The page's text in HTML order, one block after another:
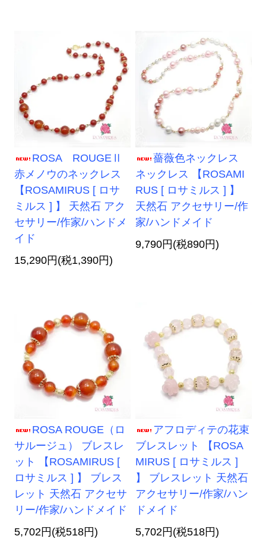
ROSA ROUGEⅡ
赤メノウのネックレス
【ROSAMIRUS [ ロサ
ミルス ] 】 天然石 アク
セサリー/作家/ハンドメ
イド
15,290円(税1,390円)
薔薇色ネックレス
ネックレス 【ROSAMI
RUS [ ロサミルス ] 】
天然石 アクセサリー/作
家/ハンドメイド
9,790円(税890円)
ROSA ROUGE（ロ
サルージュ） ブレスレ
ット 【ROSAMIRUS [
ロサミルス ] 】 ブレス
レット 天然石 アクセサ
リー/作家/ハンドメイド
5,702円(税518円)
アフロディテの花束
ブレスレット 【ROSA
MIRUS [ ロサミルス ]
】 ブレスレット 天然石
アクセサリー/作家/ハン
ドメイド
5,702円(税518円)